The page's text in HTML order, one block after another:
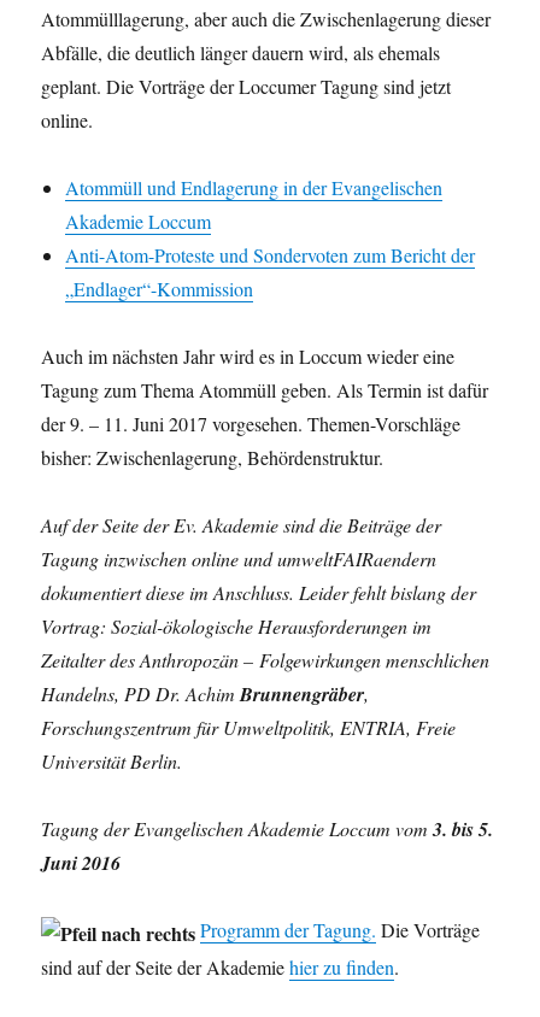
Atommülllagerung, aber auch die Zwischenlagerung dieser
Abfälle, die deutlich länger dauern wird, als ehemals
geplant. Die Vorträge der Loccumer Tagung sind jetzt
online.
Atommüll und Endlagerung in der Evangelischen
Akademie Loccum
Anti-Atom-Proteste und Sondervoten zum Bericht der
„Endlager“-Kommission
Auch im nächsten Jahr wird es in Loccum wieder eine
Tagung zum Thema Atommüll geben. Als Termin ist dafür
der 9. – 11. Juni 2017 vorgesehen. Themen-Vorschläge
bisher: Zwischenlagerung, Behördenstruktur.
Auf der Seite der Ev. Akademie sind die Beiträge der
Tagung inzwischen online und umweltFAIRaendern
dokumentiert diese im Anschluss. Leider fehlt bislang der
Vortrag: Sozial-ökologische Herausforderungen im
Zeitalter des Anthropozän – Folgewirkungen menschlichen
Handelns, PD Dr. AchimBrunnengräber,
Forschungszentrum für Umweltpolitik, ENTRIA, Freie
Universität Berlin.
Tagung der Evangelischen Akademie Loccum vom3. bis 5.
Juni 2016
Programm der Tagung. Die Vorträge
sind auf der Seite der Akademiehier zu finden.